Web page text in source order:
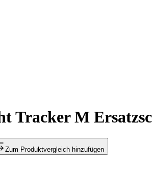
Tracker M
Zum Produktvergleich hinzufügen